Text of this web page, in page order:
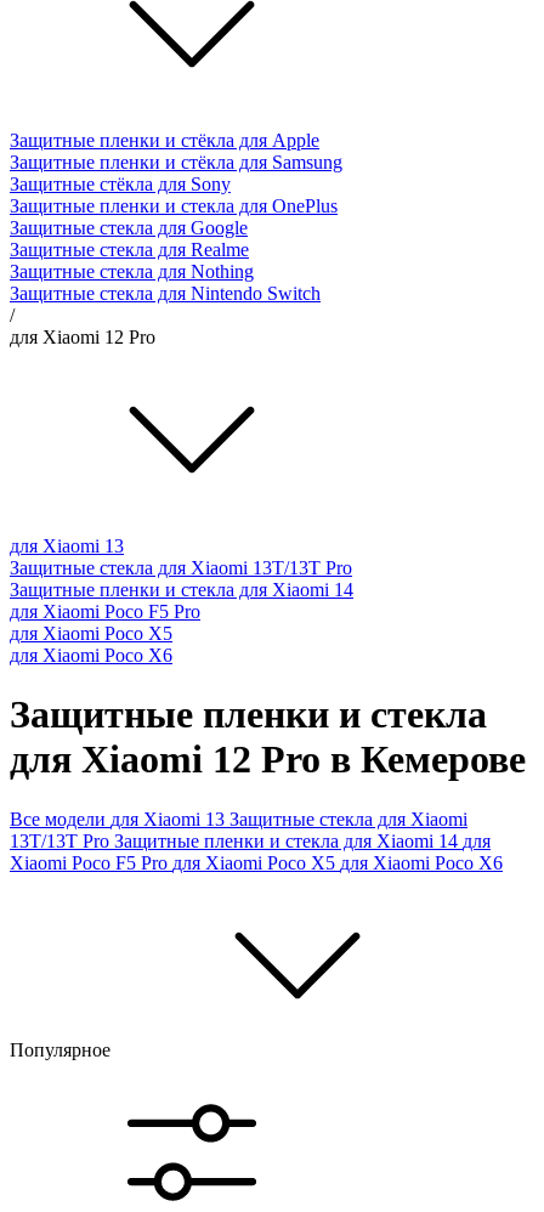
Защитные пленки и стёкла для Apple
Защитные пленки и стёкла для Samsung
Защитные стёкла для Sony
Защитные пленки и стекла для OnePlus
Защитные стекла для Google
Защитные стекла для Realme
Защитные стекла для Nothing
Защитные стекла для Nintendo Switch
/
для Xiaomi 12 Pro
для Xiaomi 13
Защитные стекла для Xiaomi 13T/13T Pro
Защитные пленки и стекла для Xiaomi 14
для Xiaomi Poco F5 Pro
для Xiaomi Poco X5
для Xiaomi Poco X6
Защитные пленки и стекла
для Xiaomi 12 Pro в Кемерове
Все модели для Xiaomi 13 Защитные стекла для Xiaomi
13T/13T Pro Защитные пленки и стекла для Xiaomi 14 для
Xiaomi Poco F5 Pro для Xiaomi Poco X5 для Xiaomi Poco X6
Популярное